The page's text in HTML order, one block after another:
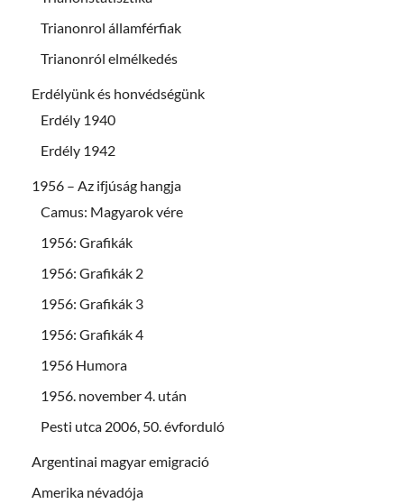
Trianonrol államférfiak
Trianonról elmélkedés
Erdélyünk és honvédségünk
Erdély 1940
Erdély 1942
1956 – Az ifjúság hangja
Camus: Magyarok vére
1956: Grafikák
1956: Grafikák 2
1956: Grafikák 3
1956: Grafikák 4
1956 Humora
1956. november 4. után
Pesti utca 2006, 50. évforduló
Argentinai magyar emigració
Amerika névadója